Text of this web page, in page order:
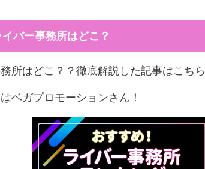
イバー事務所はどこ？
所はどこ？？徹底解説した記事はこちら
ベガプロモーションさん！